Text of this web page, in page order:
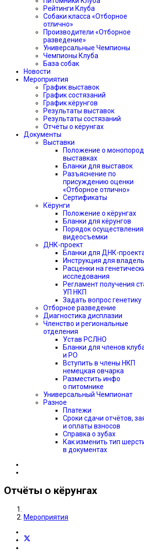
Рейтинги Клуба
Собаки класса «Отборное
отлично»
Производители «Отборное
разведение»
Универсальные Чемпионы
Чемпионы Клуба
База собак
Новости
Мероприятия
График выставок
График состязаний
График кёрунгов
Результаты выставок
Результаты состязаний
Отчёты о кёрунгах
Документы
Выставки
Положение о
выставках
Бланки для выставок
Разъяснение по
присуждению оценки
«Отборное отлично»
Сертификаты
Кёрунги
Положение о кёрунгах
Бланки для кёрунгов
Порядок осуществления
видеосъемки
ДНК-проект
Бланки для ДНК-
Инструкция для
Расценки на
исследования
Регламент получения
УП НКП
Задать вопрос генетику
Отборное разведение
Диагностика дисплазии
Членство и региональные
отделения
Устав РСЛНО
Бланки для членов
и РО
Вступить в члены НКП
немецкая овчарка
Разместить инфо
о питомнике
Универсальный Чемпионат
Разное
Платежи
Сроки сдачи отчётов,
и оплаты взносов
Справка о зубах
Как изменить тип
в документах
Отчёты о кёрунгах
Мероприятия